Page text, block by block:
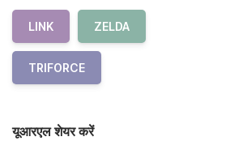
LINK ZELDA
TRIFORCE
यूआरएल शेयर करें